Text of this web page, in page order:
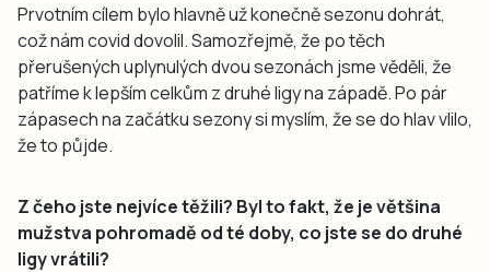
Prvotním cílem bylo hlavně už konečně sezonu dohrát,
což nám covid dovolil. Samozřejmě, že po těch
přerušených uplynulých dvou sezonách jsme věděli, že
patříme k lepším celkům z druhé ligy na západě. Po pár
zápasech na začátku sezony si myslím, že se do hlav vlilo,
že to půjde.
Z čeho jste nejvíce těžili? Byl to fakt, že je většina
mužstva pohromadě od té doby, co jste se do druhé
ligy vrátili?